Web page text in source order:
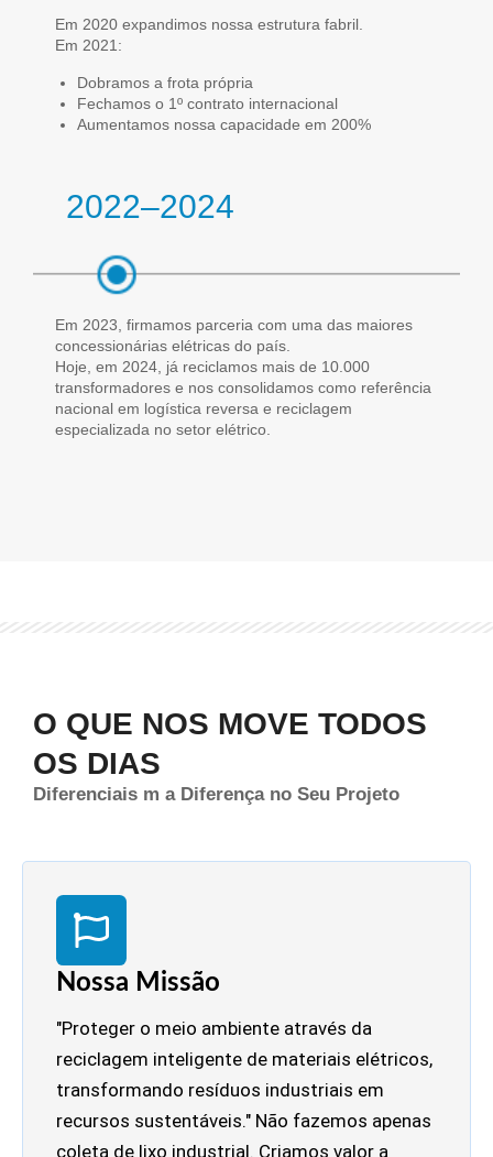
Em 2020 expandimos nossa estrutura fabril.
Em 2021:
Dobramos a frota própria
Fechamos o 1º contrato internacional
Aumentamos nossa capacidade em 200%
2022–2024
Em 2023, firmamos parceria com uma das maiores
concessionárias elétricas do país.
Hoje, em 2024, já reciclamos mais de 10.000
transformadores e nos consolidamos como referência
nacional em logística reversa e reciclagem
especializada no setor elétrico.
O QUE NOS MOVE TODOS
OS DIAS
Diferenciais m a Diferença no Seu Projeto
Nossa Missão
"Proteger o meio ambiente através da
reciclagem inteligente de materiais elétricos,
transformando resíduos industriais em
recursos sustentáveis." Não fazemos apenas
coleta de lixo industrial. Criamos valor a